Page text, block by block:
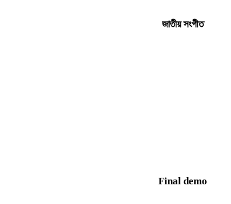
জাতীয় সংগীত
Final demo